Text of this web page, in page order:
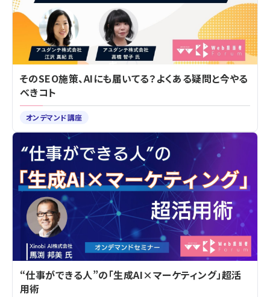
そのSEO施策、AIにも届いてる？よくある疑問と今やる
べきコト
オンデマンド講座
“仕事ができる人”の「生成AI×マーケティング」超活
用術